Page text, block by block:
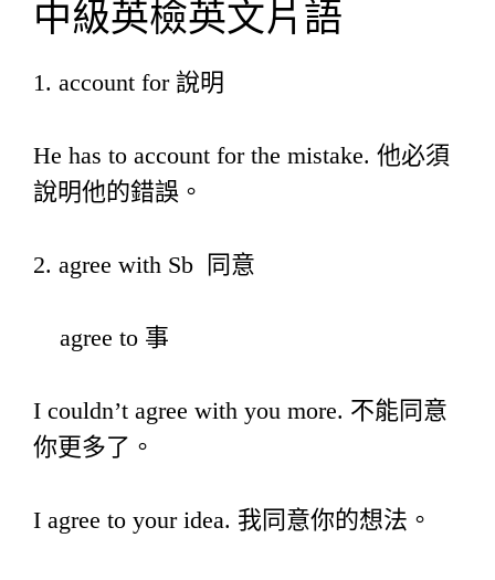
中級英檢英文片語
1. account for 說明
He has to account for the mistake. 他必須
說明他的錯誤。
2. agree with Sb 同意
agree to 事
I couldn’t agree with you more. 不能同意
你更多了。
I agree to your idea. 我同意你的想法。